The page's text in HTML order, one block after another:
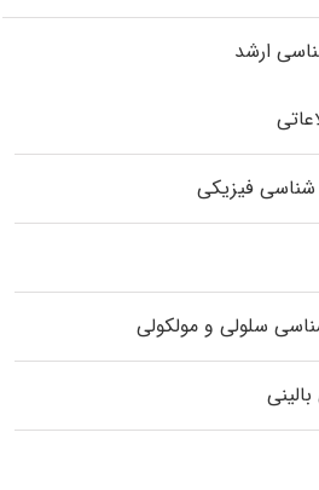
ارشد
شناسی فیزیکی
سلولی و مولکولی